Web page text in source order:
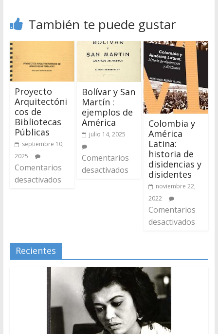
También te puede gustar
Proyecto
Arquitectóni
cos de
Bibliotecas
Públicas
septiembre 10,
2025
Comentarios
desactivados
Bolívar y San
Martín :
ejemplos de
América
julio 14, 2025
Comentarios
desactivados
Colombia y
América
Latina:
historia de
disidencias y
disidentes
noviembre 22,
2022
Comentarios
desactivados
Recientes